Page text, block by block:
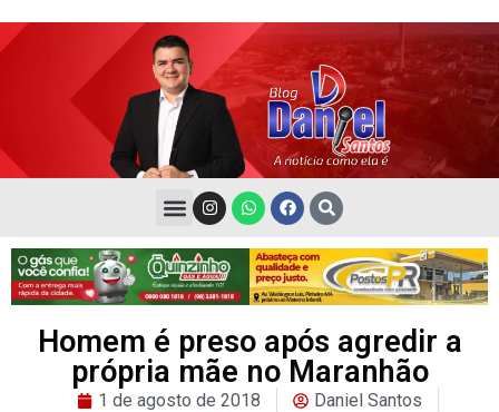
Homem é preso após agredir a
própria mãe no Maranhão
1 de agosto de 2018
Daniel Santos